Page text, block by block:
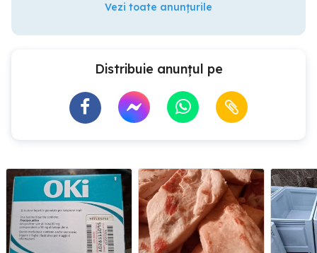
Vezi toate anunțurile
Distribuie anunțul pe